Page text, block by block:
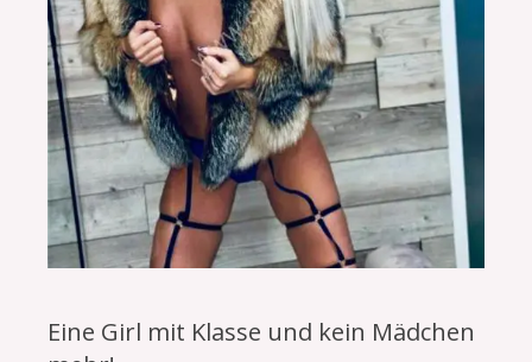
Eine Girl mit Klasse und kein Mädchen